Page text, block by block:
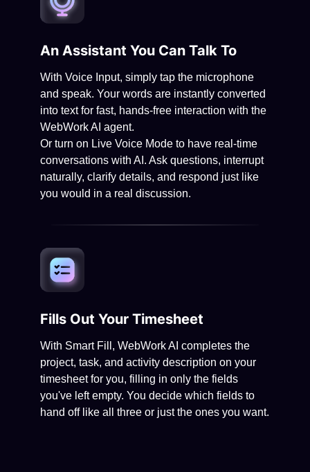
An Assistant You Can Talk To
With Voice Input, simply tap the microphone
and speak. Your words are instantly converted
into text for fast, hands-free interaction with the
WebWork AI agent.
Or turn on Live Voice Mode to have real-time
conversations with AI. Ask questions, interrupt
naturally, clarify details, and respond just like
you would in a real discussion.
Fills Out Your Timesheet
With Smart Fill, WebWork AI completes the
project, task, and activity description on your
timesheet for you, filling in only the fields
you've left empty. You decide which fields to
hand off like all three or just the ones you want.